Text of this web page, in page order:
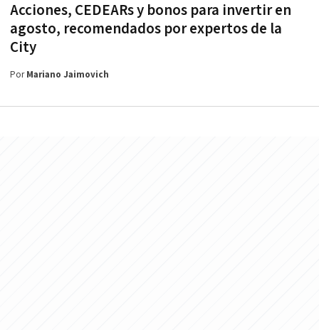
Acciones, CEDEARs y bonos para invertir en
agosto, recomendados por expertos de la
City
PorMariano Jaimovich